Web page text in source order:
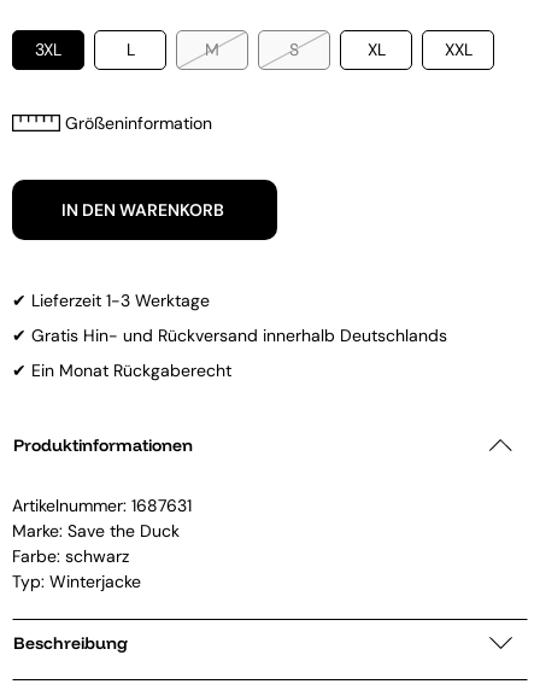
3XL L M S XL XXL
Größeninformation
IN DEN WARENKORB
✔ Lieferzeit 1-3 Werktage
✔ Gratis Hin- und Rückversand innerhalb Deutschlands
✔ Ein Monat Rückgaberecht
Produktinformationen
Artikelnummer: 1687631
Marke: Save the Duck
Farbe: schwarz
Typ: Winterjacke
Beschreibung